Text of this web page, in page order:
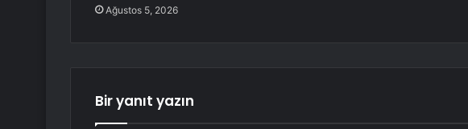
Ağustos 5, 2026
Bir yanıt yazın